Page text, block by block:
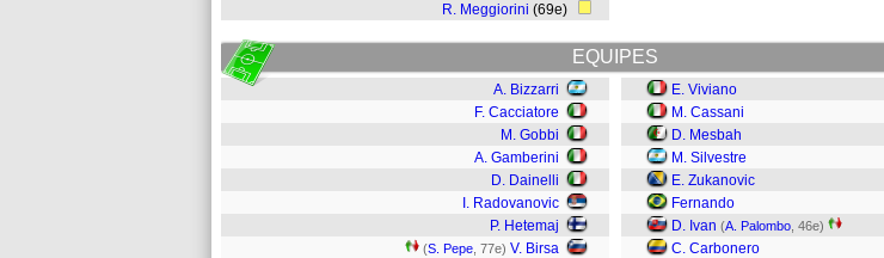
R. Meggiorini (69e)
EQUIPES
A. Bizzarri
F. Cacciatore
M. Gobbi
A. Gamberini
D. Dainelli
I. Radovanovic
P. Hetemaj
(S. Pepe , 77e) V. Birsa
E. Viviano
M. Cassani
D. Mesbah
M. Silvestre
E. Zukanovic
Fernando
D. Ivan (A. Palombo , 46e)
C. Carbonero